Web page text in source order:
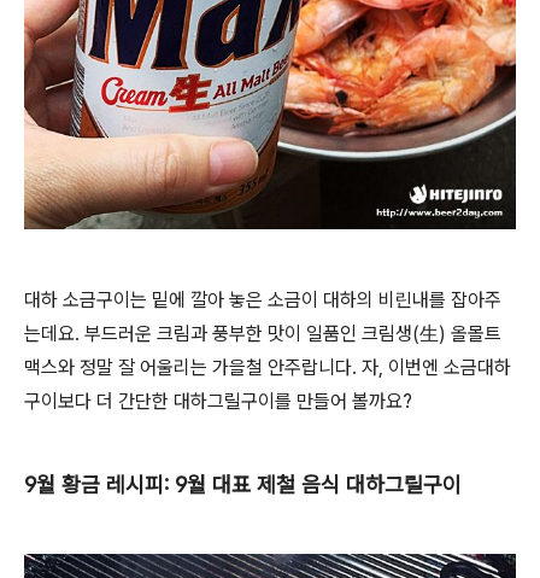
대하 소금구이는 밑에 깔아 놓은 소금이 대하의 비린내를 잡아주
는데요. 부드러운 크림과 풍부한 맛이 일품인 크림생(生) 올몰트
맥스와 정말 잘 어울리는 가을철 안주랍니다. 자, 이번엔 소금대하
구이보다 더 간단한 대하그릴구이를 만들어 볼까요?
9월 황금 레시피: 9월 대표 제철 음식 대하그릴구이